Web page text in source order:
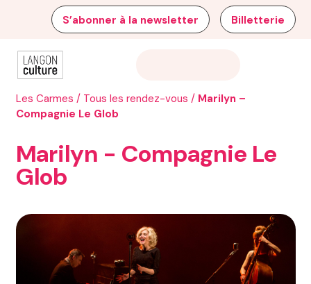
S’abonner à la newsletter Billetterie
Les Carmes / Tous les rendez-vous / Marilyn –
Compagnie Le Glob
Marilyn - Compagnie Le
Glob